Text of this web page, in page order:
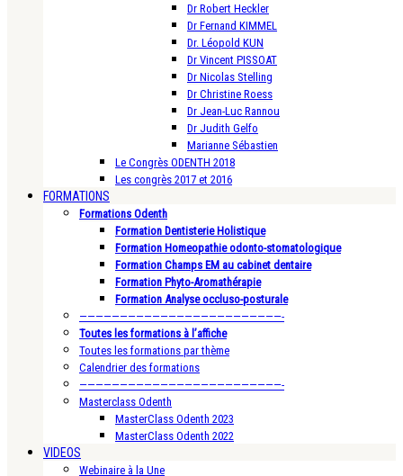
Dr Robert Heckler
Dr Fernand KIMMEL
Dr. Léopold KUN
Dr Vincent PISSOAT
Dr Nicolas Stelling
Dr Christine Roess
Dr Jean-Luc Rannou
Dr Judith Gelfo
Marianne Sébastien
Le Congrès ODENTH 2018
Les congrès 2017 et 2016
FORMATIONS
Formations Odenth
Formation Dentisterie Holistique
Formation Homeopathie odonto-stomatologique
Formation Champs EM au cabinet dentaire
Formation Phyto-Aromathérapie
Formation Analyse occluso-posturale
—————————————————————————-
Toutes les formations à l’affiche
Toutes les formations par thème
Calendrier des formations
—————————————————————————-
Masterclass Odenth
MasterClass Odenth 2023
MasterClass Odenth 2022
VIDEOS
Webinaire à la Une